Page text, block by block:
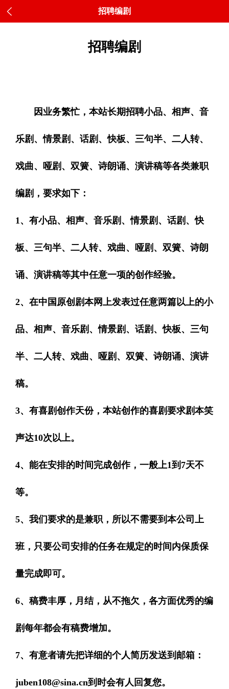
招聘编剧
招聘编剧
因业务繁忙，本站长期招聘小品、相声、音
乐剧、情景剧、话剧、快板、三句半、二人转、
戏曲、哑剧、双簧、诗朗诵、演讲稿等各类兼职
编剧，要求如下：
1、有小品、相声、音乐剧、情景剧、话剧、快
板、三句半、二人转、戏曲、哑剧、双簧、诗朗
诵、演讲稿等其中任意一项的创作经验。
2、在中国原创剧本网上发表过任意两篇以上的小
品、相声、音乐剧、情景剧、话剧、快板、三句
半、二人转、戏曲、哑剧、双簧、诗朗诵、演讲
稿。
3、有喜剧创作天份，本站创作的喜剧要求剧本笑
声达10次以上。
4、能在安排的时间完成创作，一般上1到7天不
等。
5、我们要求的是兼职，所以不需要到本公司上
班，只要公司安排的任务在规定的时间内保质保
量完成即可。
6、稿费丰厚，月结，从不拖欠，各方面优秀的编
剧每年都会有稿费增加。
7、有意者请先把详细的个人简历发送到邮箱：
juben108@sina.cn到时会有人回复您。